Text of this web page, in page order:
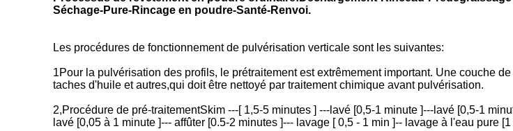
Séchage-Pure-Rincage en poudre-Santé-Renvoi.
Les procédures de fonctionnement de pulvérisation verticale sont les suivantes:
1Pour la pulvérisation des profils, le prétraitement est extrêmement important. Une couche
taches d'huile et autres,qui doit être nettoyé par traitement chimique avant pulvérisation.
2,Procédure de pré-traitementSkim ---[ 1,5-5 minutes ] ---lavé [0,5-1 minute ]---lavé [0,5-1
lavé [0,05 à 1 minute ]--- affûter [0.5-2 minutes ]--- lavage [ 0,5 - 1 min ]-- lavage à l'eau pure [1